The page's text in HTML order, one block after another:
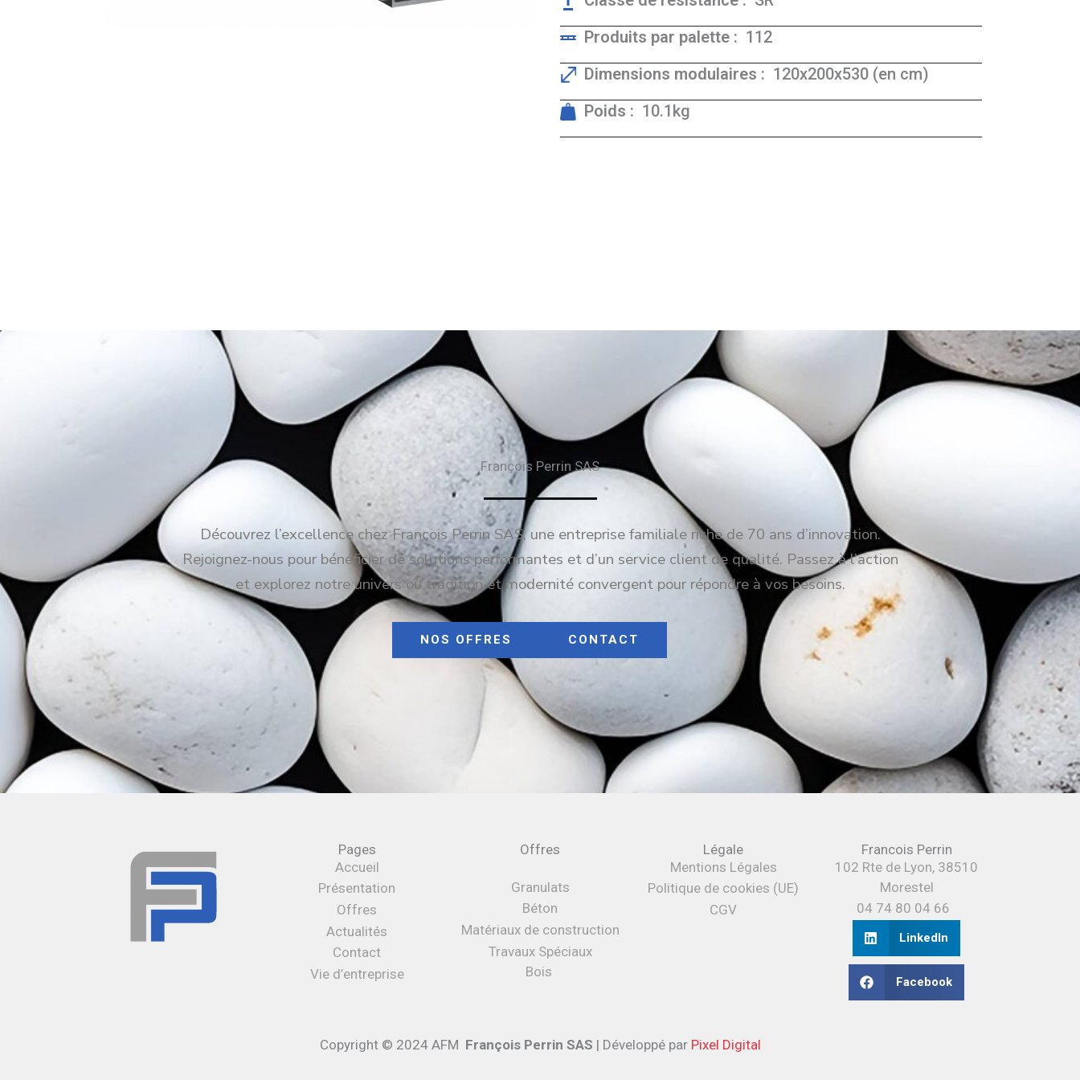
Produits par palette : 112
Dimensions modulaires : 120x200x530 (en cm)
Poids : 10.1kg
François Perrin SAS
Découvrez l’excellence chez François Perrin SAS, une entreprise familiale riche de 70 ans d’innovation.
Rejoignez-nous pour bénéficier de solutions performantes et d’un service client de qualité. Passez à l’action
et explorez notre univers où tradition et modernité convergent pour répondre à vos besoins.
NOS OFFRES CONTACT
Pages
Accueil
Présentation
Offres
Actualités
Contact
Vie d’entreprise
Offres
Granulats
Béton
Matériaux de construction
Travaux Spéciaux
Bois
Légale
Mentions Légales
Politique de cookies (UE)
CGV
Francois Perrin
102 Rte de Lyon, 38510
Morestel
04 74 80 04 66
LinkedIn
Facebook
Copyright © 2024 AFM François Perrin SAS | Développé par Pixel Digital